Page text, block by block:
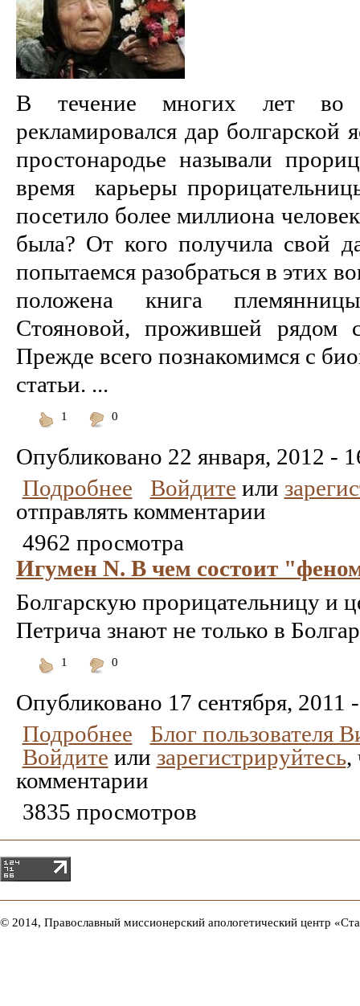
В течение многих лет во
рекламировался дар
простонародье называли
время карьеры
посетило более миллиона
была? От кого получила свой
попытаемся разобраться в этих
положена книга
Стояновой, прожившей
Прежде всего познакомимся с
статьи. ...
1
0
Опубликовано 22 января, 2012 -
Подробнее
Войдите или
отправлять комментарии
4962 просмотра
Игумен N. В чем состоит
Болгарскую прорицательницу и
Петрича знают не только в
1
0
Опубликовано 17 сентября, 2011
Подробнее
Блог пользователя
Войдите или зарегистрируйтесь,
комментарии
3835 просмотров
© 2014, Православный миссионерский апологетический центр